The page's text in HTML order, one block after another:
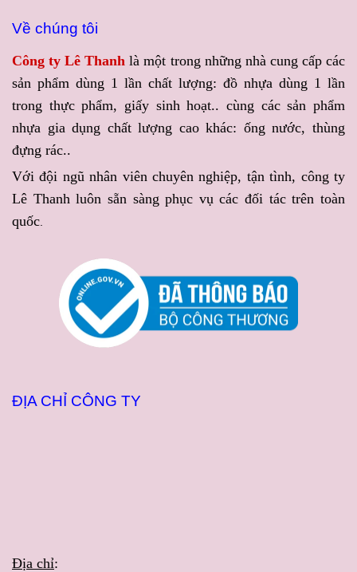
Về chúng tôi
Công ty Lê Thanh là một trong những nhà cung cấp các
sản phẩm dùng 1 lần chất lượng: đồ nhựa dùng 1 lần
trong thực phẩm, giấy sinh hoạt.. cùng các sản phẩm
nhựa gia dụng chất lượng cao khác: ống nước, thùng
đựng rác..
Với đội ngũ nhân viên chuyên nghiệp, tận tình, công ty
Lê Thanh luôn sẵn sàng phục vụ các đối tác trên toàn
quốc
ĐỊA CHỈ CÔNG TY
Địa chỉ: